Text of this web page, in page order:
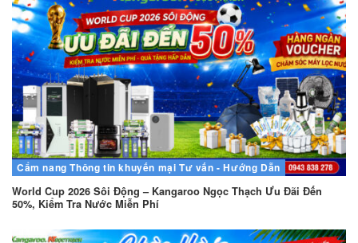
Cẩm nang Thông tin khuyến mại Tư vấn - Hướng Dẫn
World Cup 2026 Sôi Động – Kangaroo Ngọc Thạch Ưu Đãi Đến
50%, Kiểm Tra Nước Miễn Phí